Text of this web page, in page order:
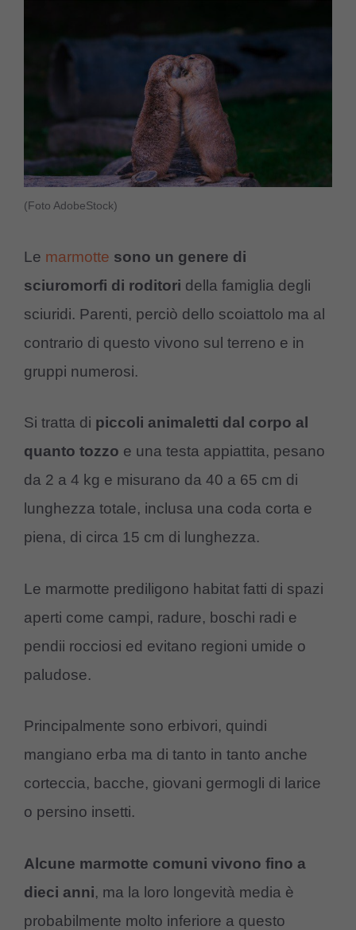
(Foto AdobeStock)
Le marmotte sono un genere di
sciuromorfi di roditori della famiglia degli
sciuridi. Parenti, perciò dello scoiattolo ma al
contrario di questo vivono sul terreno e in
gruppi numerosi.
Si tratta di piccoli animaletti dal corpo al
quanto tozzo e una testa appiattita, pesano
da 2 a 4 kg e misurano da 40 a 65 cm di
lunghezza totale, inclusa una coda corta e
piena, di circa 15 cm di lunghezza.
Le marmotte prediligono habitat fatti di spazi
aperti come campi, radure, boschi radi e
pendii rocciosi ed evitano regioni umide o
paludose.
Principalmente sono erbivori, quindi
mangiano erba ma di tanto in tanto anche
corteccia, bacche, giovani germogli di larice
o persino insetti.
Alcune marmotte comuni vivono fino a
dieci anni, ma la loro longevità media è
probabilmente molto inferiore a questo